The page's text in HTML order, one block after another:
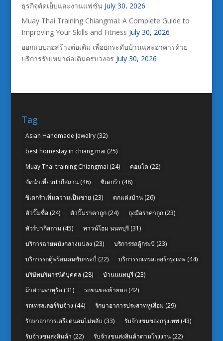
ธุรกิจตัดเย็บและงานแฟชั่น July 30, 2026
Muay Thai Training Chiangmai: A Complete Guide to
Improving Your Skills and Fitness July 30, 2026
ออกแบบก่อสร้างต่อเติม เพื่อยกระดับบ้านและอาคารด้วย
บริการรับเหมาต่อเติมครบวงจร July 30, 2026
Tag
Asian Handmade Jewelry(32)
best homestay in chiang mai (25)
Muay Thai training Chiangmai (24) คอนโด (22)
จัดนำเที่ยวปากีสถาน(46) ซิเดกร้า (48)
ซิเดกร้าเพิ่มความเป็นชาย (23) ตกแต่งบ้าน(26)
ตัวปั๊มชื่อ(24) ตัวปั๊มราคาถูก(24) ถุงมือราคาถูก(23)
ทัวร์ปากีสถาน(45) ทาวน์โฮม นนทบุรี(31)
บริการฉายหนังกลางแปลง (23) บริการรถตู้กระบี่ (23)
บริการรถตู้พร้อมคนขับกระบี่ (22) บริการรถเทรลเลอร์กรุงเทพ (44)
บริษัทบริหารนิติบุคคล(28) บ้านนนทบุรี(23)
ผ้าต่วนพาหุรัด (31) รถขนของย้ายหอ(42)
รถเทรลเลอร์รับจ้าง (44) รักษาอาการประสาทหูเสื่อม (29)
รักษาอาการเครียดนอนไม่หลับ (33) รับจ้างขนของกรุงเทพ (43)
รับจ้างขนส่งสินค้า (22) รับจ้างขนส่งสินค้าตามโรงงาน(22)